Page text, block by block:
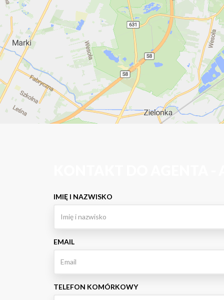
IMIĘ I NAZWISKO
EMAIL
TELEFON KOMÓRKOWY